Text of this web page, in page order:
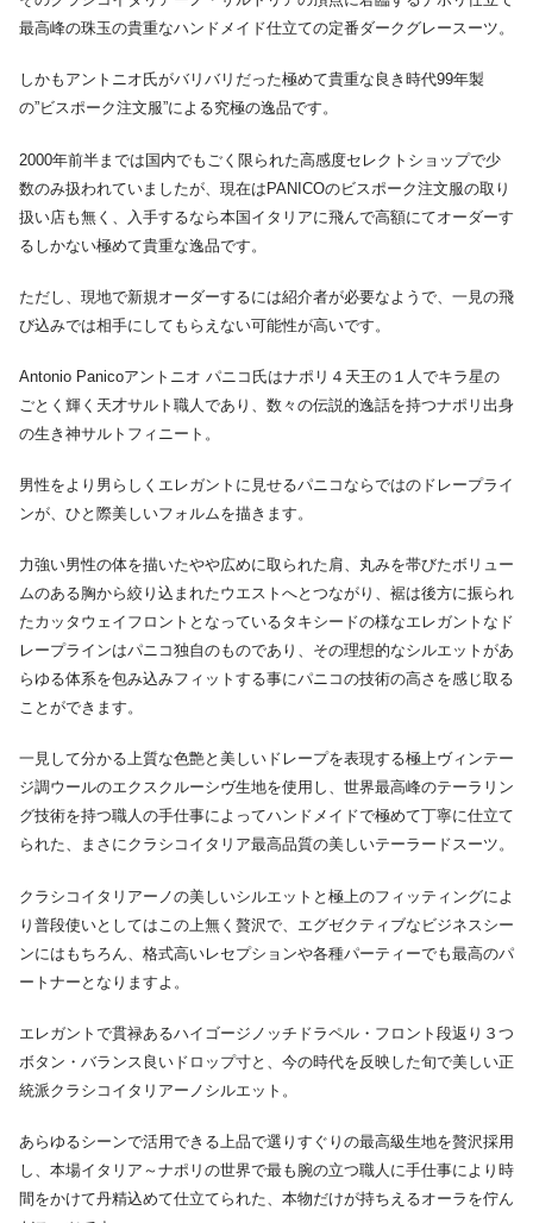
最高峰の珠玉の貴重なハンドメイド仕立ての定番ダークグレースーツ。
しかもアントニオ氏がバリバリだった極めて貴重な良き時代99年製
の”ビスポーク注文服”による究極の逸品です。
2000年前半までは国内でもごく限られた高感度セレクトショップで少
数のみ扱われていましたが、現在はPANICOのビスポーク注文服の取り
扱い店も無く、入手するなら本国イタリアに飛んで高額にてオーダーす
るしかない極めて貴重な逸品です。
ただし、現地で新規オーダーするには紹介者が必要なようで、一見の飛
び込みでは相手にしてもらえない可能性が高いです。
Antonio Panicoアントニオ パニコ氏はナポリ４天王の１人でキラ星の
ごとく輝く天才サルト職人であり、数々の伝説的逸話を持つナポリ出身
の生き神サルトフィニート。
男性をより男らしくエレガントに見せるパニコならではのドレープライ
ンが、ひと際美しいフォルムを描きます。
力強い男性の体を描いたやや広めに取られた肩、丸みを帯びたボリュー
ムのある胸から絞り込まれたウエストへとつながり、裾は後方に振られ
たカッタウェイフロントとなっているタキシードの様なエレガントなド
レープラインはパニコ独自のものであり、その理想的なシルエットがあ
らゆる体系を包み込みフィットする事にパニコの技術の高さを感じ取る
ことができます。
一見して分かる上質な色艶と美しいドレープを表現する極上ヴィンテー
ジ調ウールのエクスクルーシヴ生地を使用し、世界最高峰のテーラリン
グ技術を持つ職人の手仕事によってハンドメイドで極めて丁寧に仕立て
られた、まさにクラシコイタリア最高品質の美しいテーラードスーツ。
クラシコイタリアーノの美しいシルエットと極上のフィッティングによ
り普段使いとしてはこの上無く贅沢で、エグゼクティブなビジネスシー
ンにはもちろん、格式高いレセプションや各種パーティーでも最高のパ
ートナーとなりますよ。
エレガントで貫禄あるハイゴージノッチドラペル・フロント段返り３つ
ボタン・バランス良いドロップ寸と、今の時代を反映した旬で美しい正
統派クラシコイタリアーノシルエット。
あらゆるシーンで活用できる上品で選りすぐりの最高級生地を贅沢採用
し、本場イタリア～ナポリの世界で最も腕の立つ職人に手仕事により時
間をかけて丹精込めて仕立てられた、本物だけが持ちえるオーラを佇ん